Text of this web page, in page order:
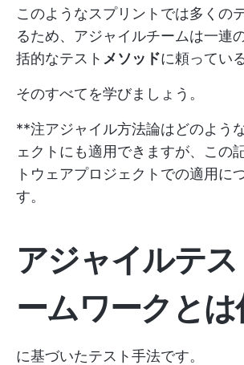
このようなスプリントでは多くの
るため、アジャイルチームは一連
括的なテスト メソッドに頼っている
そのすべてを学びましょう。
**注アジャイル方法論はどのよう
ェクトにも適用できますが、この
トウェアプロジェクトでの適用に
す。
アジャイルテ
ームワークとは
に基づいたテスト手法です。